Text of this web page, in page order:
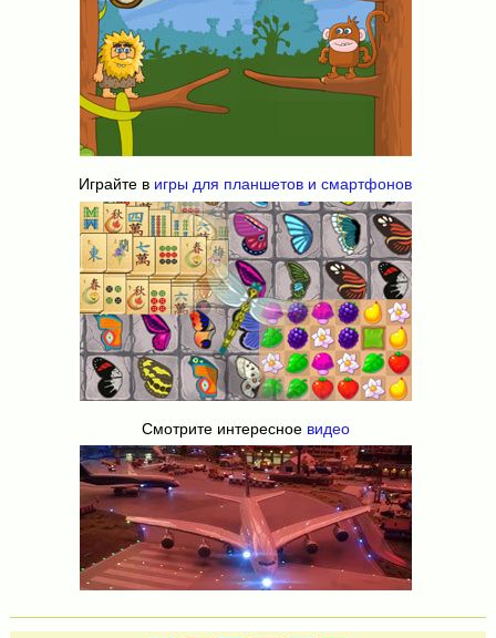
Играйте в игры для планшетов и смартфонов
Смотрите интересное видео